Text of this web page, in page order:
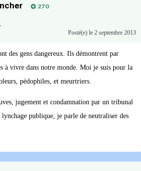
270
Posté(e) le 2 septembre 2013
des gens dangereux. Ils démontrent par
à vivre dans notre monde. Moi je suis pour la
pédophiles, et meurtriers.
jugement et condamnation par un tribunal
lynchage publique, je parle de neutraliser des